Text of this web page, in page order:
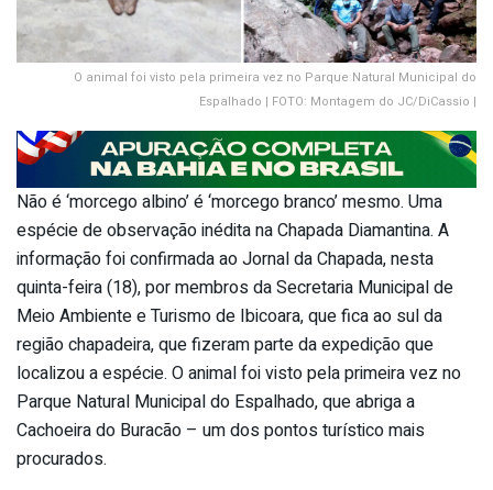
O animal foi visto pela primeira vez no Parque Natural Municipal do
Espalhado | FOTO: Montagem do JC/DiCassio |
Não é ‘morcego albino’ é ‘morcego branco’ mesmo. Uma
espécie de observação inédita na Chapada Diamantina. A
informação foi confirmada ao Jornal da Chapada, nesta
quinta-feira (18), por membros da Secretaria Municipal de
Meio Ambiente e Turismo de Ibicoara, que fica ao sul da
região chapadeira, que fizeram parte da expedição que
localizou a espécie. O animal foi visto pela primeira vez no
Parque Natural Municipal do Espalhado, que abriga a
Cachoeira do Buracão – um dos pontos turístico mais
procurados.